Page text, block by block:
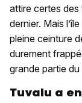
attire certes des
dernier. Mais
pleine ceinture
durement
grande partie du
Tuvalu a